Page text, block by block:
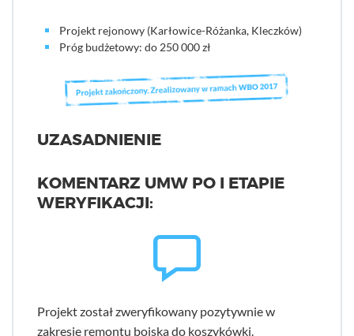
Projekt rejonowy (Karłowice-Różanka, Kleczków)
Próg budżetowy: do 250 000 zł
UZASADNIENIE
KOMENTARZ UMW PO I ETAPIE
WERYFIKACJI:
Projekt został zweryfikowany pozytywnie w
zakresie remontu boiska do koszykówki.